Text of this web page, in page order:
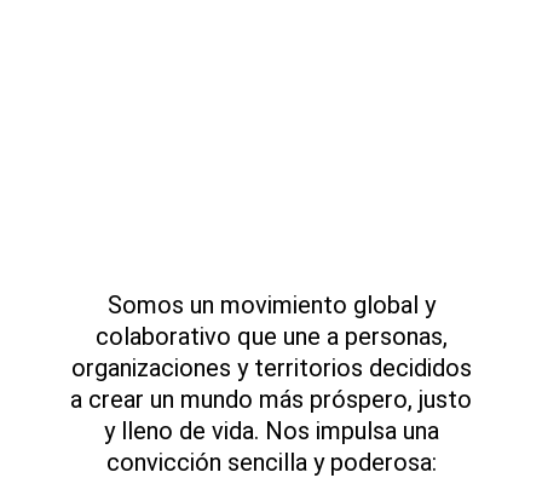
Somos un movimiento global y
colaborativo que une a personas,
organizaciones y territorios decididos
a crear un mundo más próspero, justo
y lleno de vida. Nos impulsa una
convicción sencilla y poderosa: